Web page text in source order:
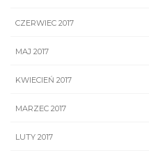
CZERWIEC 2017
MAJ 2017
KWIECIEŃ 2017
MARZEC 2017
LUTY 2017